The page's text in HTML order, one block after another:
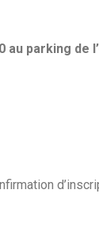
au parking de